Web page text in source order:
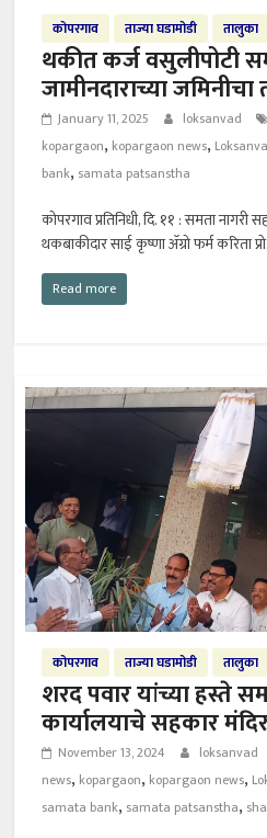
कोपरगाव ताज्या घडामोडी तालुका
थकीत कर्ज वसुलीपोटी
जामीनदाराच्या जमिनीचा
January 11, 2025 loksanvad
kopargaon, kopargaon news,
bank, samata patsanstha
कोपरगाव प्रतिनिधी, दि. ११ : समता नागरी
थकबाकीदार साई कृष्णा ॲग्रो फर्म करिता
Read more
कोपरगाव ताज्या घडामोडी तालुका
शरद पवार यांच्या हस्ते
कार्यालयाचे सहकार
November 13, 2024 loksanvad
news, kopargaon, kopargaon news,
samata bank, samata patsanstha,